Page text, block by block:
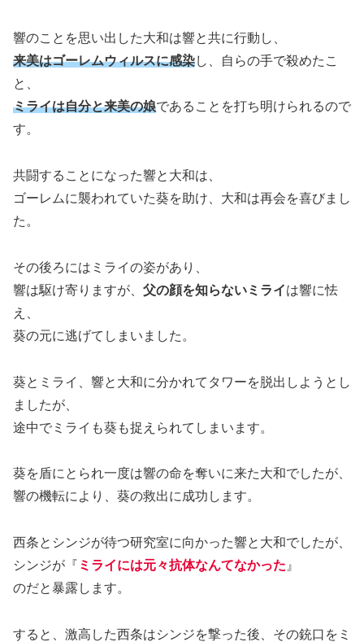
響のことを思い出した大和は響と共に行動し、
来美はゴーレムウィルスに感染し、自らの手で殺めたこ
と、
ミライは自分と来美の娘であることを打ち明けられるので
す。
共闘することになった響と大和は、
ゴーレムに襲われていた葵を助け、大和は再会を喜びまし
た。
その後ろにはミライの姿があり、
響は駆け寄りますが、 父の顔を知らないミライは響に怯
え、
葵の元に逃げてしまいました。
葵とミライ、響と大和に分かれてタワーを脱出しようとし
ましたが、
途中でミライも葵も捉えられてしまいます。
葵を盾にとられ一度は響の命を奪いに来た大和でしたが、
響の機転により、葵の救出に成功します。
西条とシンジが待つ研究室に向かった響と大和でしたが、
シンジが『 ミライには元々抗体なんてなかった 』
のだと暴露します。
すると、激高した西条はシンジを撃った後、その銃口をミ